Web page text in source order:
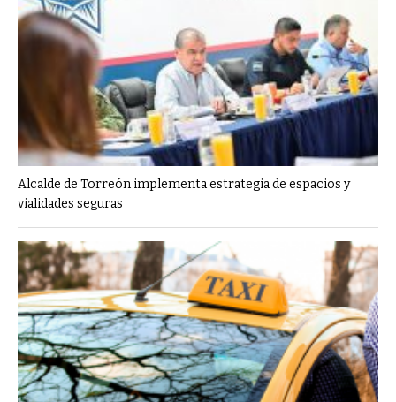
Alcalde de Torreón implementa estrategia de espacios y
vialidades seguras